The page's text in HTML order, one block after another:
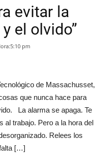
evitar la
el olvido”
pm
de Massachusset,
que nunca hace para
La alarma se apaga. Te
al trabajo. Pero a la hora del
Relees los
[…]